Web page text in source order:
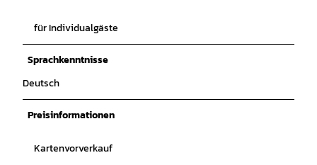
für Individualgäste
Sprachkenntnisse
Deutsch
Preisinformationen
Kartenvorverkauf